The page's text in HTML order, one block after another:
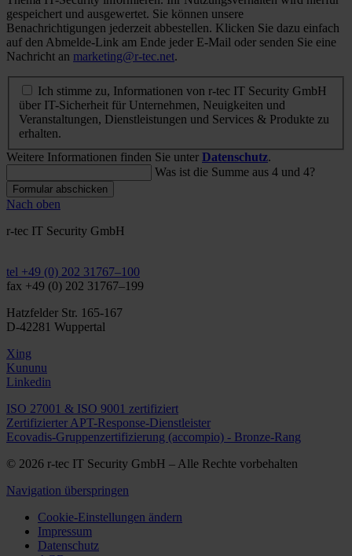
gespeichert und ausgewertet. Sie können unsere
Benachrichtigungen jederzeit abbestellen. Klicken Sie dazu einfach
auf den Abmelde-Link am Ende jeder E-Mail oder senden Sie eine
Nachricht an marketing@r-tec.net.
Ich stimme zu, Informationen von r-tec IT Security GmbH
über IT-Sicherheit für Unternehmen, Neuigkeiten und
Veranstaltungen, Dienstleistungen und Services & Produkte zu
erhalten.
Weitere Informationen finden Sie unter Datenschutz.
Was ist die Summe aus 4 und 4?
Formular abschicken
Nach oben
r-tec IT Security GmbH
tel +49 (0) 202 31767–100
fax +49 (0) 202 31767–199
Hatzfelder Str. 165-167
D-42281 Wuppertal
Xing
Kununu
Linkedin
ISO 27001 & ISO 9001 zertifiziert
Zertifizierter APT-Response-Dienstleister
Ecovadis-Gruppenzertifizierung (accompio) - Bronze-Rang
© 2026 r-tec IT Security GmbH – Alle Rechte vorbehalten
Navigation überspringen
Cookie-Einstellungen ändern
Impressum
Datenschutz